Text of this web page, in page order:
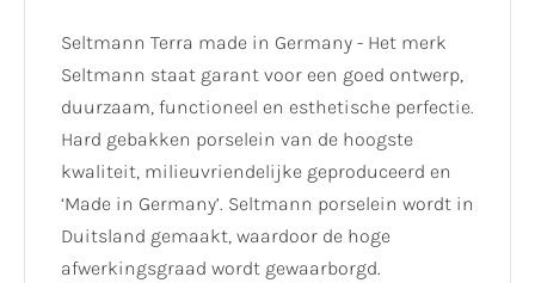
Seltmann Terra made in Germany - Het merk
Seltmann staat garant voor een goed ontwerp,
duurzaam, functioneel en esthetische perfectie.
Hard gebakken porselein van de hoogste
kwaliteit, milieuvriendelijke geproduceerd en
‘Made in Germany’. Seltmann porselein wordt in
Duitsland gemaakt, waardoor de hoge
afwerkingsgraad wordt gewaarborgd.